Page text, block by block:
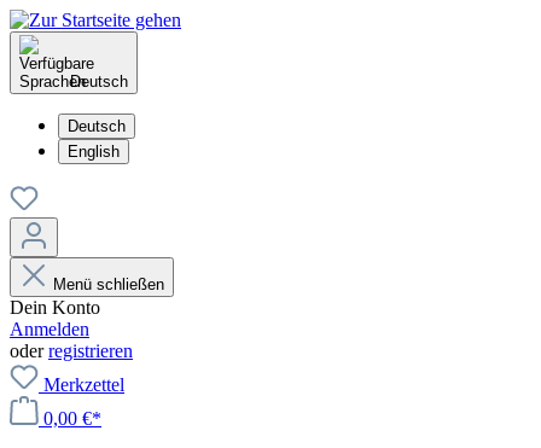
Deutsch
Deutsch
English
Menü schließen
Dein Konto
Anmelden
oderregistrieren
Merkzettel
0,00 €*